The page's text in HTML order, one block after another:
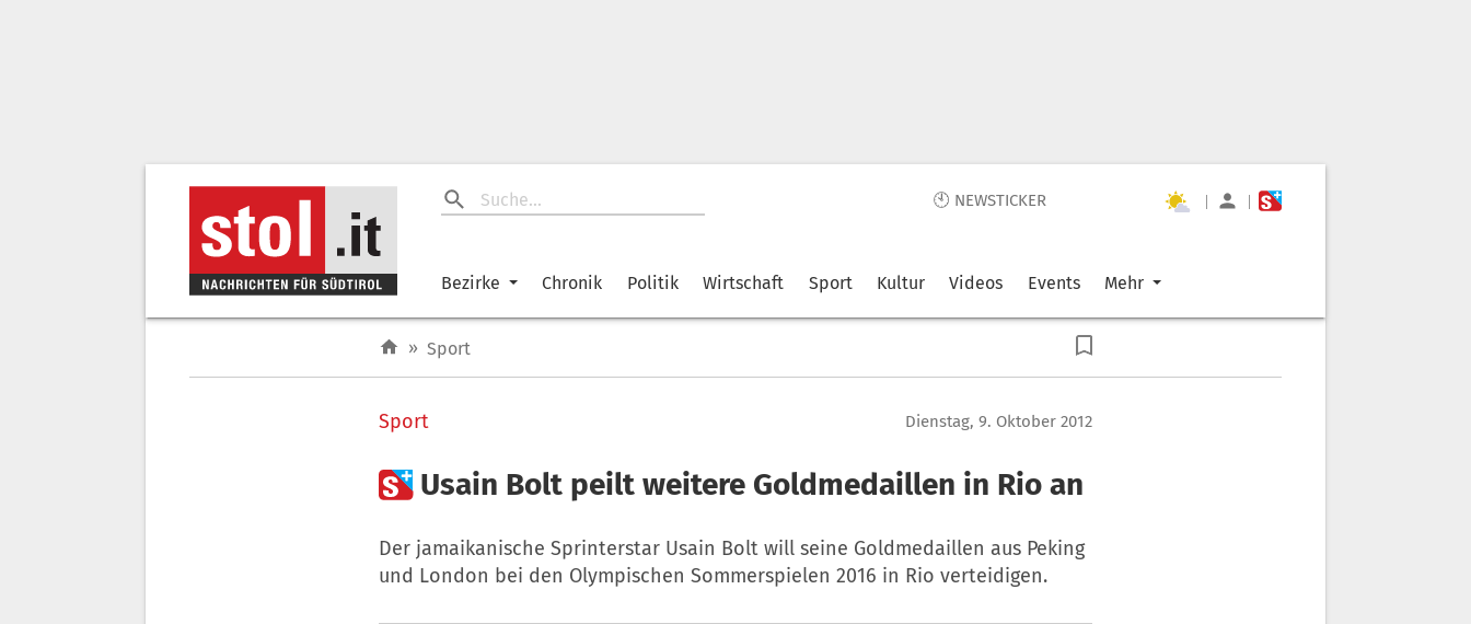
🕙 NEWSTICKER | |
Bezirke Chronik Politik Wirtschaft Sport Kultur Videos Events Mehr
» Sport
Sport Dienstag, 9. Oktober 2012
 Usain Bolt peilt weitere Goldmedaillen in Rio an
Der jamaikanische Sprinterstar Usain Bolt will seine Goldmedaillen aus Peking
und London bei den Olympischen Sommerspielen 2016 in Rio verteidigen.